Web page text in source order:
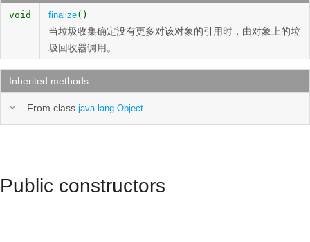
void finalize()
当垃圾收集确定没有更多对该对象的引用时，由对象上的垃
圾回收器调用。
Inherited methods
From class java.lang.Object
Public constructors